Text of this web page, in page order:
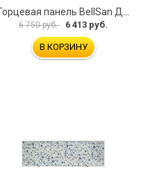
Торцевая панель BellSan Даниелла 4627171531049
6 750 руб. 6 413 руб.
В КОРЗИНУ